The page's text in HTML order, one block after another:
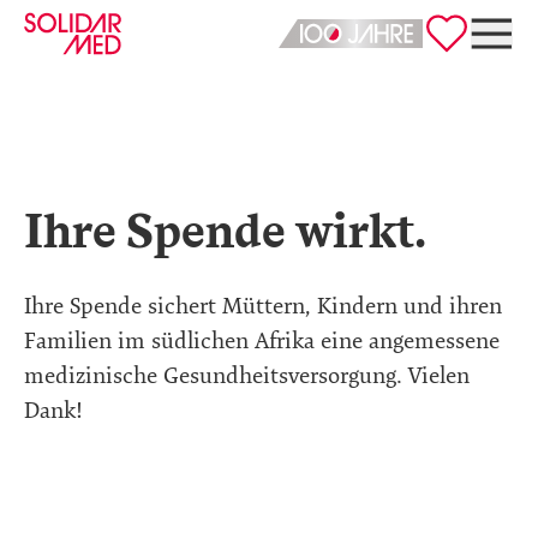
Deutsch
Ihre Spende wirkt.
Ihre Spende sichert Müttern, Kindern und ihren
Familien im südlichen Afrika eine angemessene
medizinische Gesundheitsversorgung. Vielen
Dank!